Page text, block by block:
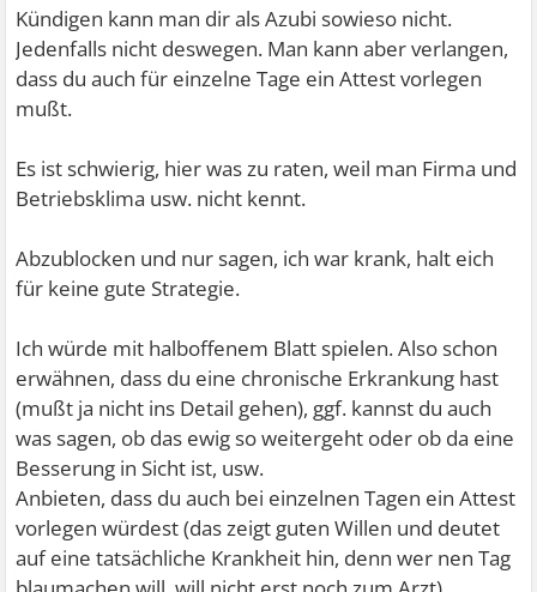
Kündigen kann man dir als Azubi sowieso nicht.
Jedenfalls nicht deswegen. Man kann aber verlangen,
dass du auch für einzelne Tage ein Attest vorlegen
mußt.
Es ist schwierig, hier was zu raten, weil man Firma und
Betriebsklima usw. nicht kennt.
Abzublocken und nur sagen, ich war krank, halt eich
für keine gute Strategie.
Ich würde mit halboffenem Blatt spielen. Also schon
erwähnen, dass du eine chronische Erkrankung hast
(mußt ja nicht ins Detail gehen), ggf. kannst du auch
was sagen, ob das ewig so weitergeht oder ob da eine
Besserung in Sicht ist, usw.
Anbieten, dass du auch bei einzelnen Tagen ein Attest
vorlegen würdest (das zeigt guten Willen und deutet
auf eine tatsächliche Krankheit hin, denn wer nen Tag